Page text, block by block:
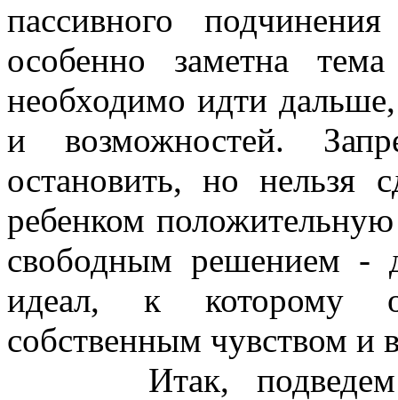
пассивного
особенно заметна
необходимо идти
и возможностей.
остановить, но нельзя
ребенком
свободным решением -
идеал, к которому
собственным чувством и
Итак, подведем